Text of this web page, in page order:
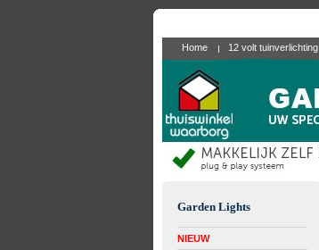
Home 12 volt tuinverlichting
Garden Lights
NIEUW